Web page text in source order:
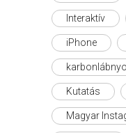
Interaktív
iPhone
Kutatás
Magyar